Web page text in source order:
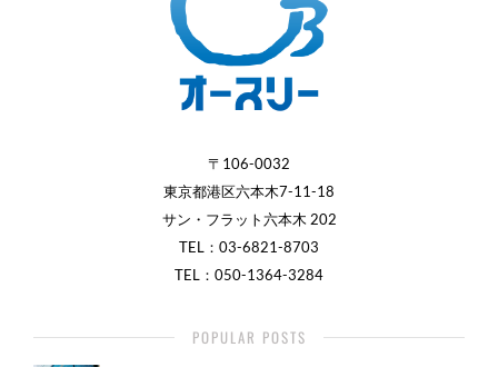
〒106-0032
東京都港区六本木7-11-18
サン・フラット六本木 202
TEL： 03-6821-8703
TEL：050-1364-3284
POPULAR POSTS